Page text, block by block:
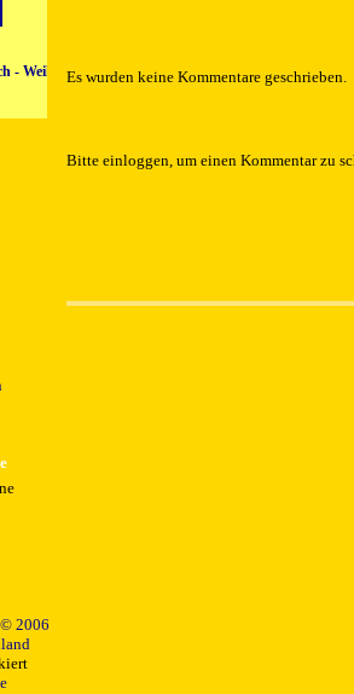
- Weil ich Dich liebeEs wurden keine Kommentare geschrieben.
Bitte einloggen, um einen Kommentar zu